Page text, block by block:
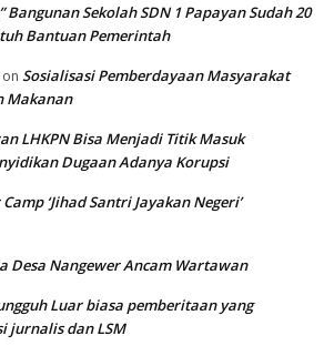
Bangunan Sekolah SDN 1 Papayan Sudah 20
Bantuan Pemerintah
on Sosialisasi Pemberdayaan Masyarakat
Makanan
LHKPN Bisa Menjadi Titik Masuk
Dugaan Adanya Korupsi
‘Jihad Santri Jayakan Negeri’
Desa Nangewer Ancam Wartawan
Luar biasa pemberitaan yang
jurnalis dan LSM